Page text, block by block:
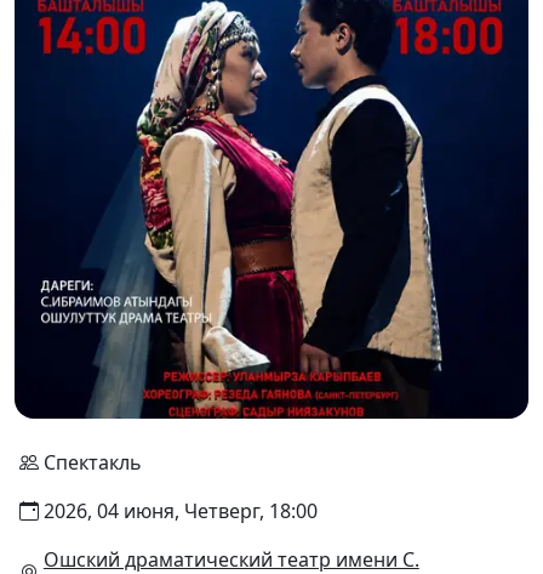
Спектакль
2026, 04 июня, Четверг, 18:00
Ошский драматический театр имени С.